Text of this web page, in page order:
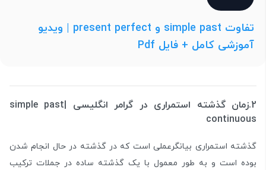
تفاوت simple past و present perfect | ویدیو
آموزشی کامل + فایل Pdf
2.زمان گذشته استمراری در گرامر انگلیسی |simple past
continuous
گذشته استمراری بیانگرعملی است که در گذشته در حال انجام شدن
بوده است و به طور معمول با یک گذشته ساده در جملات ترکیب